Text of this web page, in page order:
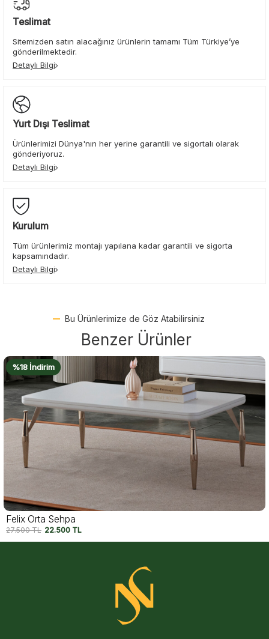
Teslimat
Sitemizden satın alacağınız ürünlerin tamamı Tüm Türkiye’ye
gönderilmektedir.
Detaylı Bilgi
Yurt Dışı Teslimat
Ürünlerimizi Dünya'nın her yerine garantili ve sigortalı olarak
gönderiyoruz.
Detaylı Bilgi
Kurulum
Tüm ürünlerimiz montajı yapılana kadar garantili ve sigorta
kapsamındadır.
Detaylı Bilgi
Bu Ürünlerimize de Göz Atabilirsiniz
Benzer Ürünler